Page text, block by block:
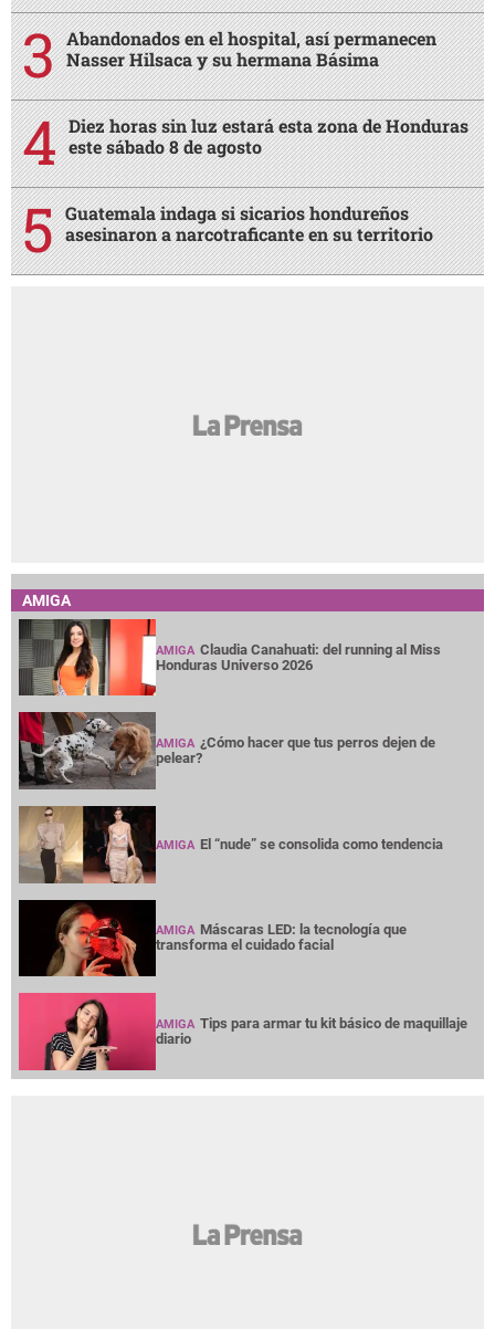
Abandonados en el hospital, así permanecen
Nasser Hilsaca y su hermana Básima
Diez horas sin luz estará esta zona de Honduras
este sábado 8 de agosto
Guatemala indaga si sicarios hondureños
asesinaron a narcotraficante en su territorio
AMIGA
AMIGA Claudia Canahuati: del running al Miss
Honduras Universo 2026
AMIGA ¿Cómo hacer que tus perros dejen de
pelear?
AMIGA El “nude” se consolida como tendencia
AMIGA Máscaras LED: la tecnología que
transforma el cuidado facial
AMIGA Tips para armar tu kit básico de maquillaje
diario